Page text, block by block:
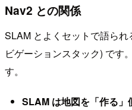
Nav2 との関係
SLAM とよくセットで語ら
ビゲーションスタック) です
す。
SLAM は地図を「作る」